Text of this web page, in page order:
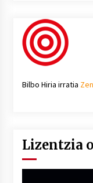
Bilbo Hiria irratia
Lizentzia